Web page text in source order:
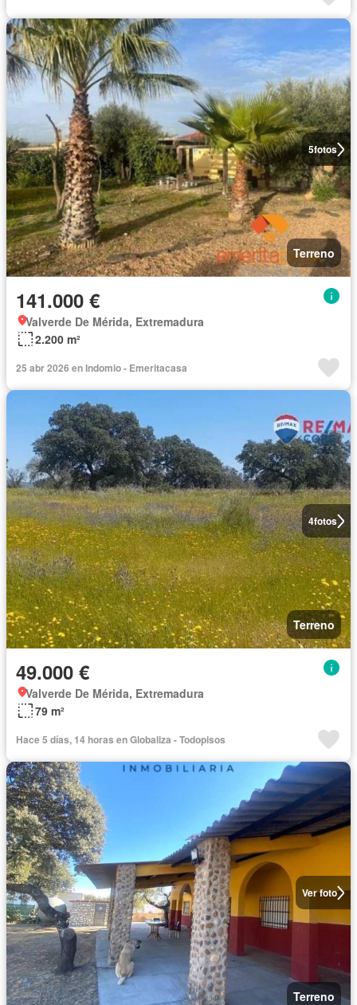
5fotos
Terreno
141.000 €
Valverde De Mérida, Extremadura
2.200 m²
25 abr 2026 en Indomio - Emeritacasa
4fotos
Terreno
49.000 €
Valverde De Mérida, Extremadura
79 m²
Hace 5 días, 14 horas en Globaliza - Todopisos
Ver foto
Terreno